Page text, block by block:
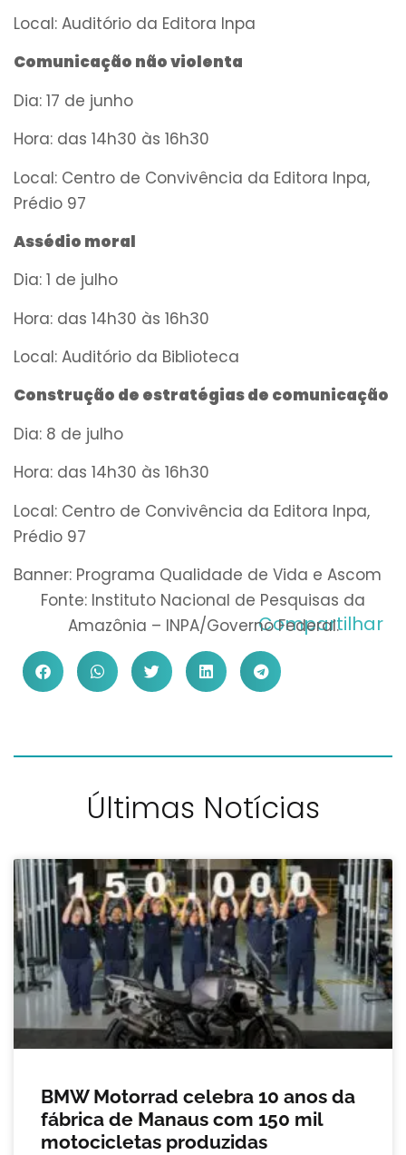
Local: Auditório da Editora Inpa
Comunicação não violenta
Dia: 17 de junho
Hora: das 14h30 às 16h30
Local: Centro de Convivência da Editora Inpa,
Prédio 97
Assédio moral
Dia: 1 de julho
Hora: das 14h30 às 16h30
Local: Auditório da Biblioteca
Construção de estratégias de comunicação
Dia: 8 de julho
Hora: das 14h30 às 16h30
Local: Centro de Convivência da Editora Inpa,
Prédio 97
Banner: Programa Qualidade de Vida e Ascom
Fonte: Instituto Nacional de Pesquisas da
Amazônia – INPA/Governo Federal.
Compartilhar
Últimas Notícias
BMW Motorrad celebra 10 anos da
fábrica de Manaus com 150 mil
motocicletas produzidas